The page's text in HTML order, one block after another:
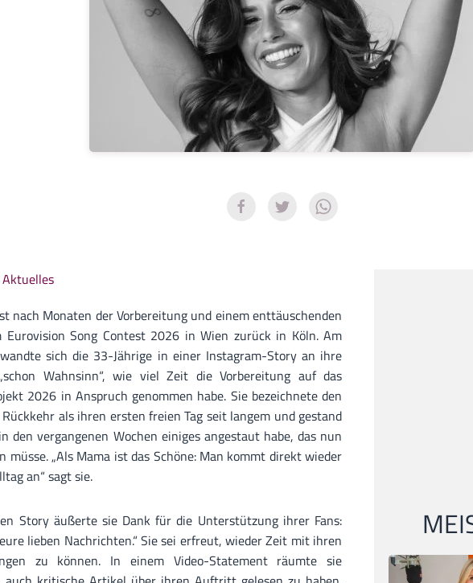
Aktuelles
nach Monaten der Vorbereitung und einem enttäuschenden
Eurovision Song Contest 2026 in Wien zurück in Köln. Am
sich die 33-Jährige in einer Instagram-Story an ihre
Wahnsinn“, wie viel Zeit die Vorbereitung auf das
2026 in Anspruch genommen habe. Sie bezeichnete den
als ihren ersten freien Tag seit langem und gestand
den vergangenen Wochen einiges angestaut habe, das nun
müsse. „Als Mama ist das Schöne: Man kommt direkt wieder
an“ sagt sie.
Story äußerte sie Dank für die Unterstützung ihrer Fans:
lieben Nachrichten.“ Sie sei erfreut, wieder Zeit mit ihren
zu können. In einem Video-Statement räumte sie